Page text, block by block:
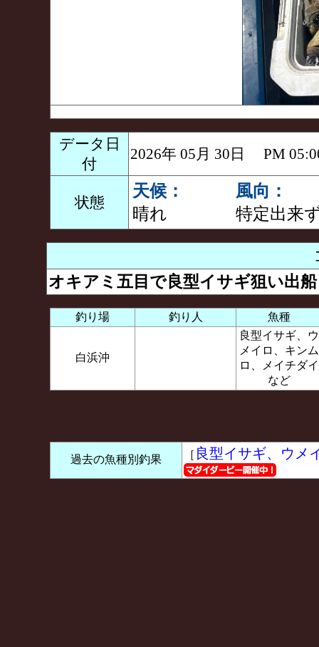
データ日
付
2026年 05月 30日 PM
状態
天候：
晴れ
風向：
特定出来
オキアミ五目で良型イサギ狙い出
釣り場 釣り人 魚種
白浜沖
良型イサギ、ウ
メイロ、キンム
ロ、メイチダイ
など
過去の魚種別釣果 ［ 良型イサギ、ウメ